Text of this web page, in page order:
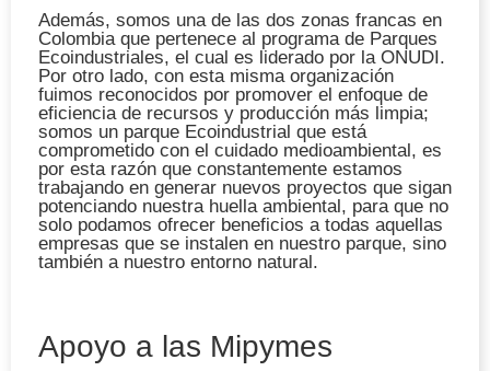
Además, somos una de las dos zonas francas en
Colombia que pertenece al programa de Parques
Ecoindustriales, el cual es liderado por la ONUDI.
Por otro lado, con esta misma organización
fuimos reconocidos por promover el enfoque de
eficiencia de recursos y producción más limpia;
somos un parque Ecoindustrial que está
comprometido con el cuidado medioambiental, es
por esta razón que constantemente estamos
trabajando en generar nuevos proyectos que sigan
potenciando nuestra huella ambiental, para que no
solo podamos ofrecer beneficios a todas aquellas
empresas que se instalen en nuestro parque, sino
también a nuestro entorno natural.
Apoyo a las Mipymes